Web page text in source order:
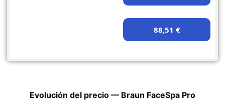
88,51 €
Evolución del precio — Braun FaceSpa Pro